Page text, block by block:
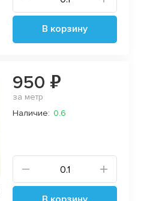
В корзину
950 ₽
за метр
Наличие: 0.6